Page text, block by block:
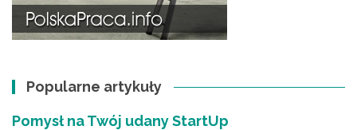
Popularne artykuły
Pomysł na Twój udany StartUp